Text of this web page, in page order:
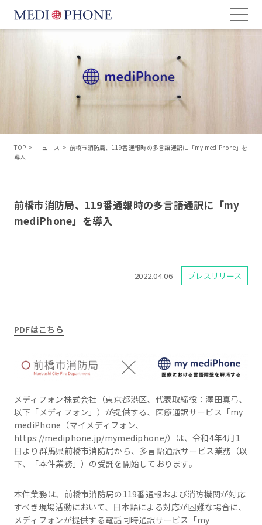
TOP > ニュース > 前橋市消防局、119番通報時の多言語通訳に「my mediPhone」を
導入
前橋市消防局、119番通報時の多言語通訳に「my
mediPhone」を導入
2022.04.06 プレスリリース
PDFはこちら
メディフォン株式会社（東京都港区、代表取締役：澤田真弓、
以下「メディフォン」）が提供する、医療通訳サービス「my
mediPhone（マイメディフォン、
https://mediphone.jp/mymediphone/）は、令和4年4月1
日より群馬県前橋市消防局から、多言語通訳サービス業務（以
下、「本件業務」）の受託を開始しております。
本件業務は、前橋市消防局の119番通報および消防機関が対応
すべき現場活動において、日本語による対応が困難な場合に、
メディフォンが提供する電話同時通訳サービス「my